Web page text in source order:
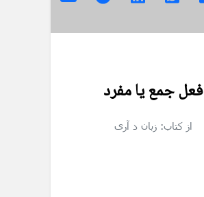
فعل جمع یا مفرد
از کتاب: زبان د آری